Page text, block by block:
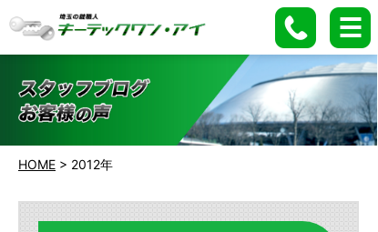
HOME > 2012年